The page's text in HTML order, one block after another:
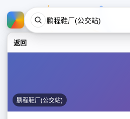
返回
鹏程鞋厂(公交站)